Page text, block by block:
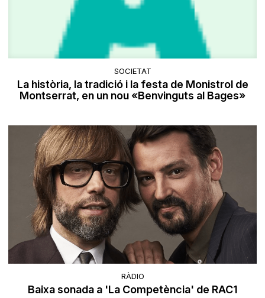
SOCIETAT
La història, la tradició i la festa de Monistrol de
Montserrat, en un nou «Benvinguts al Bages»
RÀDIO
Baixa sonada a 'La Competència' de RAC1